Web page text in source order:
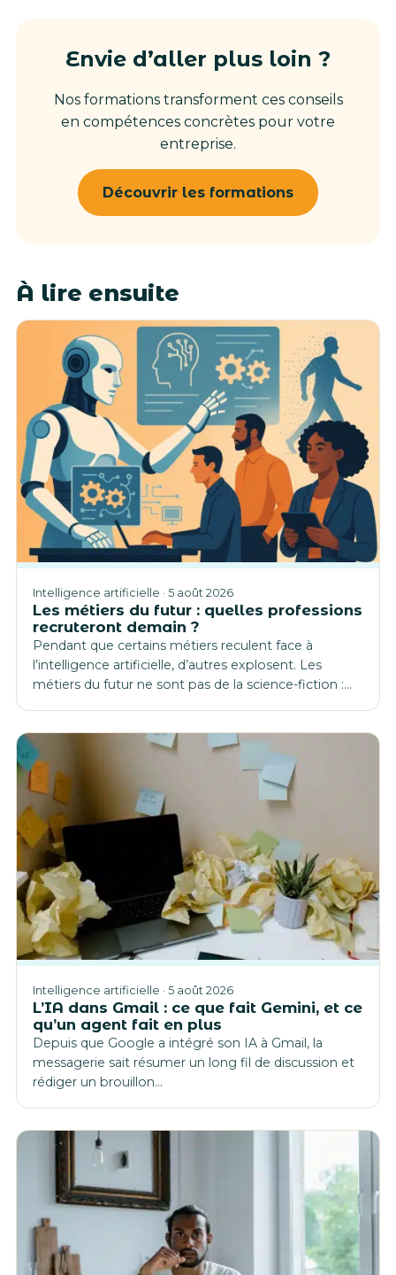
Envie d’aller plus loin ?
Nos formations transforment ces conseils
en compétences concrètes pour votre
entreprise.
Découvrir les formations
À lire ensuite
Intelligence artificielle · 5 août 2026
Les métiers du futur : quelles professions
recruteront demain ?
Pendant que certains métiers reculent face à
l’intelligence artificielle, d’autres explosent. Les
métiers du futur ne sont pas de la science-fiction :…
Intelligence artificielle · 5 août 2026
L’IA dans Gmail : ce que fait Gemini, et ce
qu’un agent fait en plus
Depuis que Google a intégré son IA à Gmail, la
messagerie sait résumer un long fil de discussion et
rédiger un brouillon…